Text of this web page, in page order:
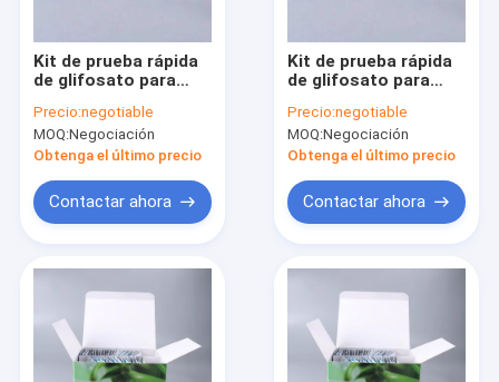
Productos
Sobre nosotros
Kit de prueba rápida
de glifosato para
fruta | Detección de
residuos en el lugar
Precio:negotiable
MOQ:Negociación
Obtenga el último precio
Contactar ahora
Kit de prueba rápida
de glifosato para
fruta | Detección de
residuos en el lugar
Precio:negotiable
MOQ:Negociación
Obtenga el último precio
Contactar ahora